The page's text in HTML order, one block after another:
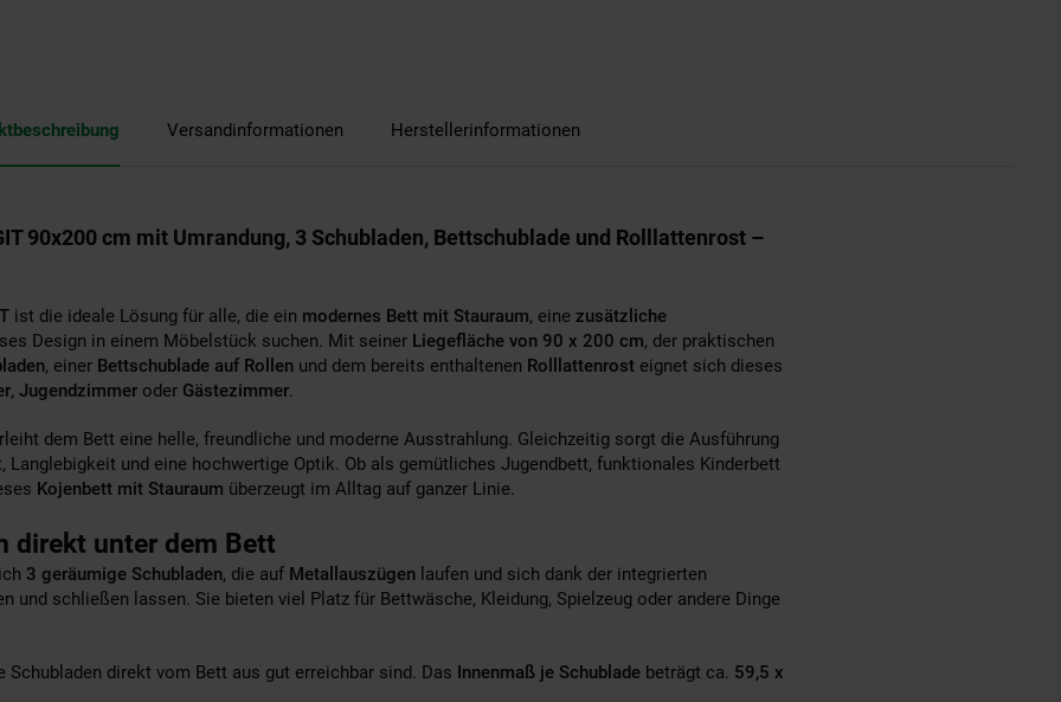
Versandinformationen Herstellerinformationen
90x200 cm mit Umrandung, 3 Schubladen, Bettschublade und Rolllattenrost –
ist die ideale Lösung für alle, die ein modernes Bett mit Stauraum, eine zusätzliche
Design in einem Möbelstück suchen. Mit seiner Liegefläche von 90 x 200 cm, der praktischen
, einer Bettschublade auf Rollen und dem bereits enthaltenen Rolllattenrost eignet sich dieses
, Jugendzimmer oder Gästezimmer.
dem Bett eine helle, freundliche und moderne Ausstrahlung. Gleichzeitig sorgt die Ausführung
Langlebigkeit und eine hochwertige Optik. Ob als gemütliches Jugendbett, funktionales Kinderbett
Kojenbett mit Stauraum überzeugt im Alltag auf ganzer Linie.
direkt unter dem Bett
3 geräumige Schubladen, die auf Metallauszügen laufen und sich dank der integrierten
und schließen lassen. Sie bieten viel Platz für Bettwäsche, Kleidung, Spielzeug oder andere Dinge
direkt vom Bett aus gut erreichbar sind. Das Innenmaß je Schublade beträgt ca. 59,5 x